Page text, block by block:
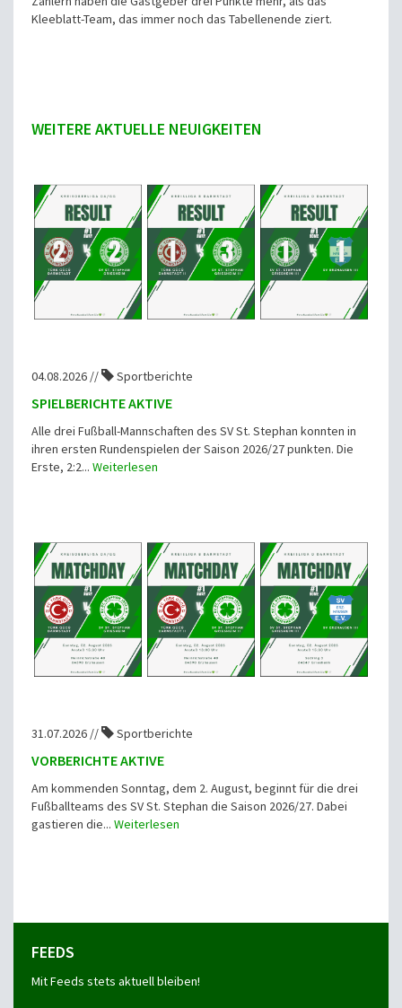
Kleeblatt-Team, das immer noch das Tabellenende ziert.
WEITERE AKTUELLE NEUIGKEITEN
04.08.2026 // Sportberichte
SPIELBERICHTE AKTIVE
Alle drei Fußball-Mannschaften des SV St. Stephan konnten in
ihren ersten Rundenspielen der Saison 2026/27 punkten. Die
Erste, 2:2... Weiterlesen
31.07.2026 // Sportberichte
VORBERICHTE AKTIVE
Am kommenden Sonntag, dem 2. August, beginnt für die drei
Fußballteams des SV St. Stephan die Saison 2026/27. Dabei
gastieren die... Weiterlesen
FEEDS
Mit Feeds stets aktuell bleiben!